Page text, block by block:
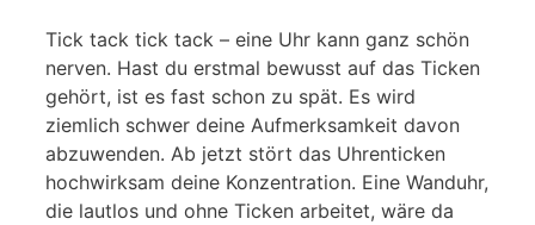
Tick tack tick tack – eine Uhr kann ganz schön
nerven. Hast du erstmal bewusst auf das Ticken
gehört, ist es fast schon zu spät. Es wird
ziemlich schwer deine Aufmerksamkeit davon
abzuwenden. Ab jetzt stört das Uhrenticken
hochwirksam deine Konzentration. Eine Wanduhr,
die lautlos und ohne Ticken arbeitet, wäre da